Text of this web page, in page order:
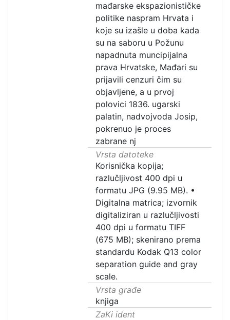
mađarske ekspazionističke
politike naspram Hrvata i
koje su izašle u doba kada
su na saboru u Požunu
napadnuta muncipijalna
prava Hrvatske, Mađari su
prijavili cenzuri čim su
objavljene, a u prvoj
polovici 1836. ugarski
palatin, nadvojvoda Josip,
pokrenuo je proces
zabrane nj
Vrsta datoteke
Korisnička kopija;
razlučljivost 400 dpi u
formatu JPG (9.95 MB). •
Digitalna matrica; izvornik
digitaliziran u razlučljivosti
400 dpi u formatu TIFF
(675 MB); skenirano prema
standardu Kodak Q13 color
separation guide and gray
scale.
Vrsta građe
knjiga
ZaKi ident